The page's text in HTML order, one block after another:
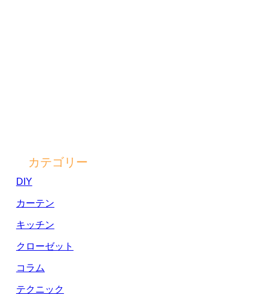
カテゴリー
DIY
カーテン
キッチン
クローゼット
コラム
テクニック